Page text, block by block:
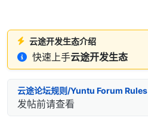
云途开发生态介绍
快速上手云途开发生态
云途论坛规则/Yuntu Forum Rules
发帖前请查看